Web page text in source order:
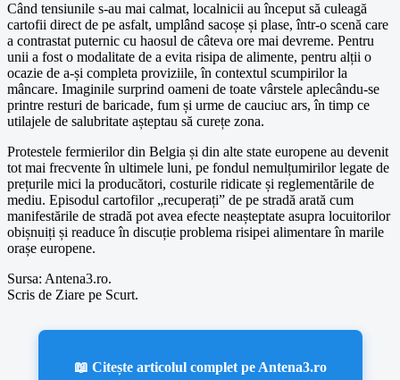
Când tensiunile s-au mai calmat, localnicii au început să culeagă
cartofii direct de pe asfalt, umplând sacoșe și plase, într-o scenă care
a contrastat puternic cu haosul de câteva ore mai devreme. Pentru
unii a fost o modalitate de a evita risipa de alimente, pentru alții o
ocazie de a-și completa proviziile, în contextul scumpirilor la
mâncare. Imaginile surprind oameni de toate vârstele aplecându-se
printre resturi de baricade, fum și urme de cauciuc ars, în timp ce
utilajele de salubritate așteptau să curețe zona.
Protestele fermierilor din Belgia și din alte state europene au devenit
tot mai frecvente în ultimele luni, pe fondul nemulțumirilor legate de
prețurile mici la producători, costurile ridicate și reglementările de
mediu. Episodul cartofilor „recuperați” de pe stradă arată cum
manifestările de stradă pot avea efecte neașteptate asupra locuitorilor
obișnuiți și readuce în discuție problema risipei alimentare în marile
orașe europene.
Sursa: Antena3.ro.
Scris de Ziare pe Scurt.
📖 Citește articolul complet pe Antena3.ro